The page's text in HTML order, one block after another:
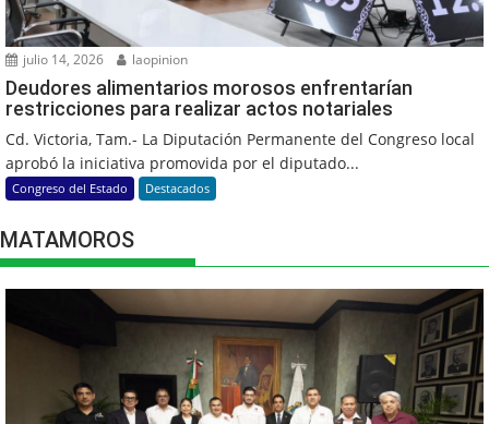
julio 14, 2026 laopinion
Deudores alimentarios morosos enfrentarían
restricciones para realizar actos notariales
Cd. Victoria, Tam.- La Diputación Permanente del Congreso local
aprobó la iniciativa promovida por el diputado...
Congreso del Estado Destacados
MATAMOROS